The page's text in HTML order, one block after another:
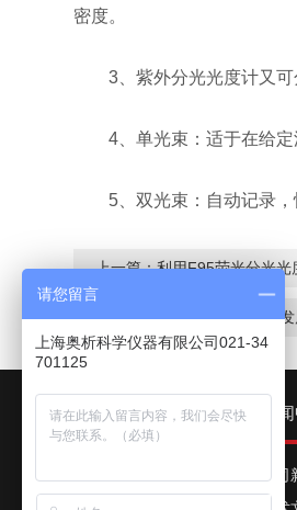
密度。
3、紫外分光光度计又可
4、单光束：适于在给定波
5、双光束：自动记录，快
上一篇：利用F95荧光分光光
下一篇：荧光分光光度计的
产品中心 新
公
请您留言
上海奥析科学仪器有限公司021-34
701125